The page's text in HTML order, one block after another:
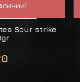
Sour strike